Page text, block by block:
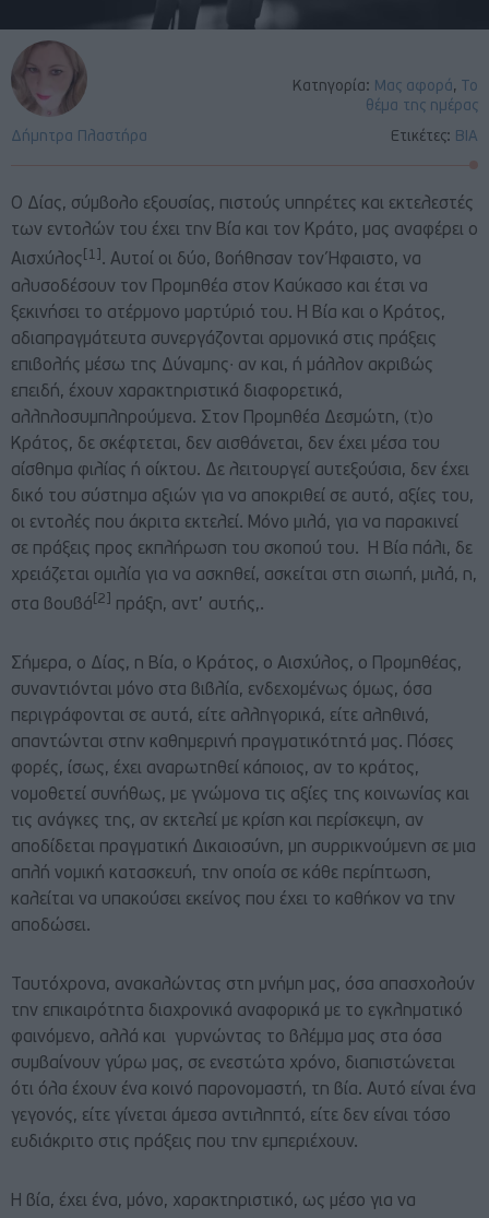
Κατηγορία: Μας αφορά, Το
θέμα της ημέρας
Ετικέτες: ΒΙΑ
Δήμητρα Πλαστήρα
Ο Δίας, σύμβολο εξουσίας, πιστούς υπηρέτες και εκτελεστές
των εντολών του έχει την Βία και τον Κράτο, μας αναφέρει ο
Αισχύλος [1] . Αυτοί οι δύο, βοήθησαν τον Ήφαιστο, να
αλυσοδέσουν τον Προμηθέα στον Καύκασο και έτσι να
ξεκινήσει το ατέρμονο μαρτύριό του. Η Βία και ο Κράτος,
αδιαπραγμάτευτα συνεργάζονται αρμονικά στις πράξεις
επιβολής μέσω της Δύναμης∙ αν και, ή μάλλον ακριβώς
επειδή, έχουν χαρακτηριστικά διαφορετικά,
αλληλοσυμπληρούμενα. Στον Προμηθέα Δεσμώτη, (τ)ο
Κράτος, δε σκέφτεται, δεν αισθάνεται, δεν έχει μέσα του
αίσθημα φιλίας ή οίκτου. Δε λειτουργεί αυτεξούσια, δεν έχει
δικό του σύστημα αξιών για να αποκριθεί σε αυτό, αξίες του,
οι εντολές που άκριτα εκτελεί. Μόνο μιλά, για να παρακινεί
σε πράξεις προς εκπλήρωση του σκοπού του. Η Βία πάλι, δε
χρειάζεται ομιλία για να ασκηθεί, ασκείται στη σιωπή, μιλά, η,
στα βουβά [2] πράξη, αντ’ αυτής,.
Σήμερα, ο Δίας, η Βία, ο Κράτος, ο Αισχύλος, ο Προμηθέας,
συναντιόνται μόνο στα βιβλία, ενδεχομένως όμως, όσα
περιγράφονται σε αυτά, είτε αλληγορικά, είτε αληθινά,
απαντώνται στην καθημερινή πραγματικότητά μας. Πόσες
φορές, ίσως, έχει αναρωτηθεί κάποιος, αν το κράτος,
νομοθετεί συνήθως, με γνώμονα τις αξίες της κοινωνίας και
τις ανάγκες της, αν εκτελεί με κρίση και περίσκεψη, αν
αποδίδεται πραγματική Δικαιοσύνη, μη συρρικνούμενη σε μια
απλή νομική κατασκευή, την οποία σε κάθε περίπτωση,
καλείται να υπακούσει εκείνος που έχει το καθήκον να την
αποδώσει.
Ταυτόχρονα, ανακαλώντας στη μνήμη μας, όσα απασχολούν
την επικαιρότητα διαχρονικά αναφορικά με το εγκληματικό
φαινόμενο, αλλά και γυρνώντας το βλέμμα μας στα όσα
συμβαίνουν γύρω μας, σε ενεστώτα χρόνο, διαπιστώνεται
ότι όλα έχουν ένα κοινό παρονομαστή, τη βία. Αυτό είναι ένα
γεγονός, είτε γίνεται άμεσα αντιληπτό, είτε δεν είναι τόσο
ευδιάκριτο στις πράξεις που την εμπεριέχουν.
Η βία, έχει ένα, μόνο, χαρακτηριστικό, ως μέσο για να